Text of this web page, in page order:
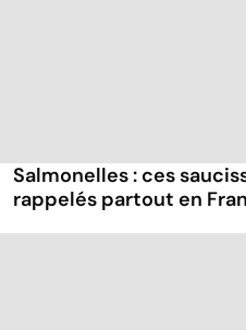
Salmonelles : ces
rappelés partout en